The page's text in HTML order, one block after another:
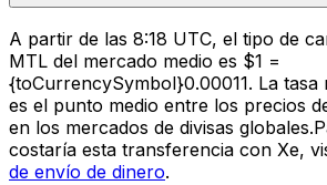
A partir de las 8:18 UTC, el tipo de
MTL del mercado medio es $1 =
{toCurrencySymbol}0.00011. La tasa
es el punto medio entre los precios
en los mercados de divisas
costaría esta transferencia con Xe,
de envío de dinero.